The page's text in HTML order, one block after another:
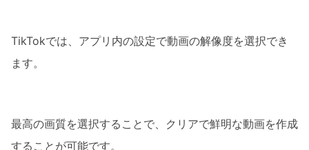
TikTokでは、アプリ内の設定で動画の解像度を選択でき
ます。
最高の画質を選択することで、クリアで鮮明な動画を作成
することが可能です。